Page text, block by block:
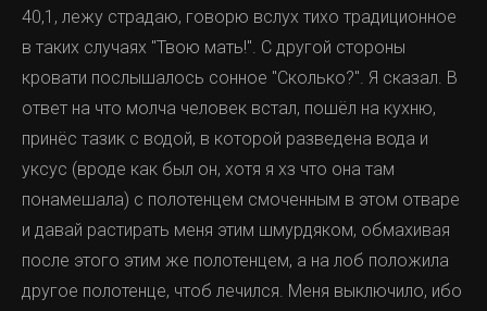
40,1, лежу страдаю, говорю вслух тихо традиционное
в таких случаях "Твою мать!". С другой стороны
кровати послышалось сонное "Сколько?". Я сказал. В
ответ на что молча человек встал, пошёл на кухню,
принёс тазик с водой, в которой разведена вода и
уксус (вроде как был он, хотя я хз что она там
понамешала) с полотенцем смоченным в этом отваре
и давай растирать меня этим шмурдяком, обмахивая
после этого этим же полотенцем, а на лоб положила
другое полотенце, чтоб лечился. Меня выключило, ибо